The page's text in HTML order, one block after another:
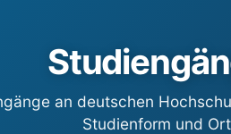
an deutschen
Studienform und